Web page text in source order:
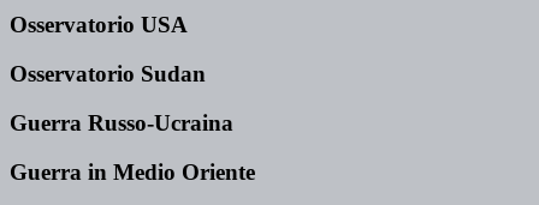
Osservatorio USA
Osservatorio Sudan
Guerra Russo-Ucraina
Guerra in Medio Oriente